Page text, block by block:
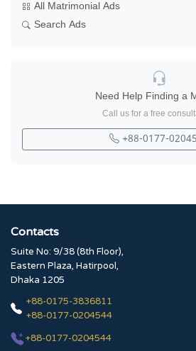
All Matrimonial Ads
Search Ads
Need Help Finding a
Call us for a free
+88-0177-
Contacts
Suite No: 9/38 (8th Floor),
Eastern Plaza, Hatirpool,
Dhaka 1205
+88-0175-3836811
+88-0177-0204544
+88-0177-0204544